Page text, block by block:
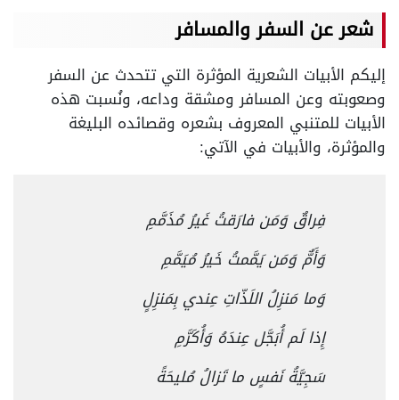
شعر عن السفر والمسافر
إليكم الأبيات الشعرية المؤثرة التي تتحدث عن السفر
وصعوبته وعن المسافر ومشقة وداعه، ونُسبت هذه
الأبيات للمتنبي المعروف بشعره وقصائده البليغة
والمؤثرة، والأبيات في الآتي:
فِراقٌ وَمَن فارَقتُ غَيرُ مُذَمَّمِ
وَأَمٌّ وَمَن يَمَّمتُ خَيرُ مُيَمَّمِ
وَما مَنزِلُ اللَذّاتِ عِندي بِمَنزِلٍ
إِذا لَم أُبَجَّل عِندَهُ وَأُكَرَّمِ
سَجِيَّةُ نَفسٍ ما تَزالُ مُليحَةً